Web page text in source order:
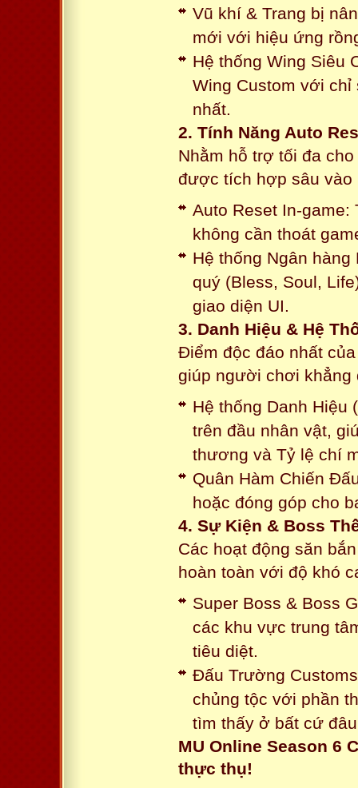
Vũ khí & Trang bị
mới với hiệu ứng
Hệ thống Wing Siêu
Wing Custom với
nhất.
2. Tính Năng Auto
Nhằm hỗ trợ tối đa
được tích hợp sâu vào
Auto Reset In-game:
không cần thoát
Hệ thống Ngân
quý (Bless, Soul,
giao diện UI.
3. Danh Hiệu & Hệ
Điểm độc đáo nhất
giúp người chơi khẳng
Hệ thống Danh Hiệu
trên đầu nhân vật,
thương và Tỷ lệ chí
Quân Hàm Chiến
hoặc đóng góp cho
4. Sự Kiện & Boss
Các hoạt động săn
hoàn toàn với độ khó
Super Boss & Boss
các khu vực trung
tiêu diệt.
Đấu Trường
chủng tộc với phần
tìm thấy ở bất cứ
MU Online Season 6
thực thụ!